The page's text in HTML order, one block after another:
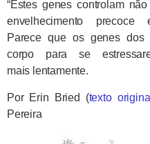
“Estes genes controlam
envelhecimento
Parece que os genes dos
corpo para se
mais lentamente.
Por Erin Bried (texto
Pereira